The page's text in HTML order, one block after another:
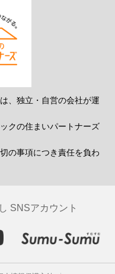
、独立・自営の会社が運
クの住まいパートナーズ
の事項につき責任を負わ
SNSアカウント